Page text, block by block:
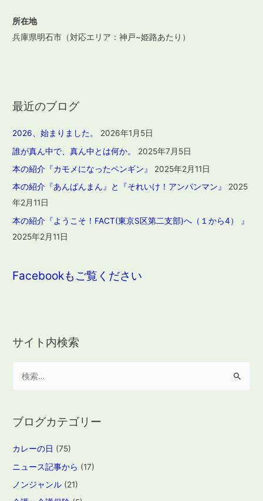
所在地
兵庫県明石市（対応エリア：神戸~姫路あたり）
最近のブログ
2026、始まりました。
2026年1月5日
誰が真ん中で、真ん中とは何か。
2025年7月5日
本の紹介『カモメになったペンギン』
2025年2月11日
本の紹介『あんぱんまん』と『それいけ！アンパンマン』
2025
年2月11日
本の紹介『ようこそ！FACT(東京S区第二支部)へ（１から4） 』
2025年2月11日
Facebookもご覧ください
サイト内検索
ブログカテゴリー
カレーの日 (75)
ニュース記事から (17)
ノンジャンル (21)